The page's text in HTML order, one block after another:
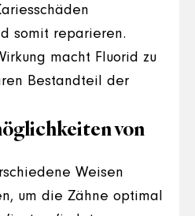
somit reparieren.
macht Fluorid zu
Bestandteil der
von
Weisen
um die Zähne optimal